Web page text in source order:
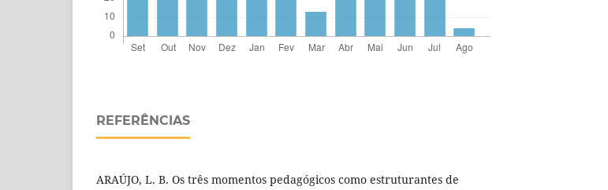
REFERÊNCIAS
ARAÚJO, L. B. Os três momentos pedagógicos como estruturantes de